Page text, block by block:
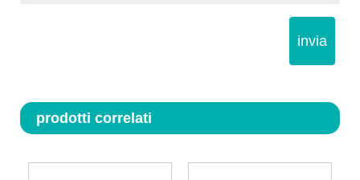
invia
prodotti correlati